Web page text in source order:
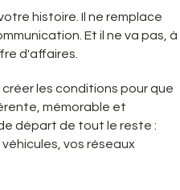
histoire. Il ne remplace
Et il ne va pas, à
d'affaires.
les conditions pour que
mémorable et
départ de tout le reste :
vos réseaux